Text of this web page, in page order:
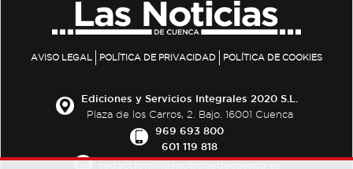
AVISO LEGAL POLÍTICA DE PRIVACIDAD POLÍTICA DE COOKIES
Ediciones y Servicios Integrales 2020 S.L.
Plaza de los Carros, 2. Bajo. 16001 Cuenca
969 693 800
601 119 818